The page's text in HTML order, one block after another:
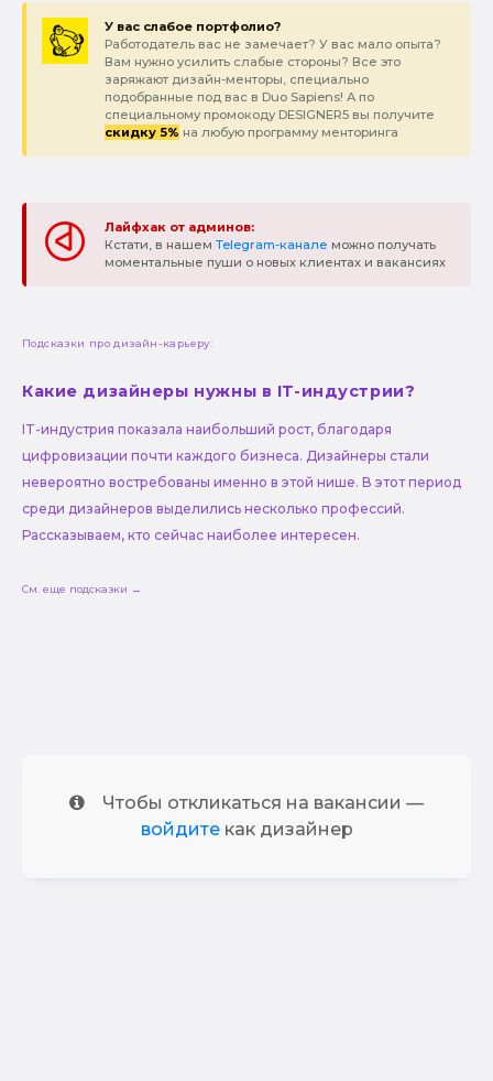
У вас слабое портфолио?
Работодатель вас не замечает? У вас мало опыта?
Вам нужно усилить слабые стороны? Все это
заряжают дизайн-менторы, специально
подобранные под вас в Duo Sapiens! А по
специальному промокоду DESIGNER5 вы получите
скидку 5% на любую программу менторинга
Лайфхак от админов:
Кстати, в нашем Telegram-канале можно получать
моментальные пуши о новых клиентах и вакансиях
Подсказки про дизайн-карьеру:
Какие дизайнеры нужны в IT-индустрии?
IT-индустрия показала наибольший рост, благодаря
цифровизации почти каждого бизнеса. Дизайнеры стали
невероятно востребованы именно в этой нише. В этот период
среди дизайнеров выделились несколько профессий.
Рассказываем, кто сейчас наиболее интересен.
См. еще подсказки →
Чтобы откликаться на вакансии —
войдитекак дизайнер